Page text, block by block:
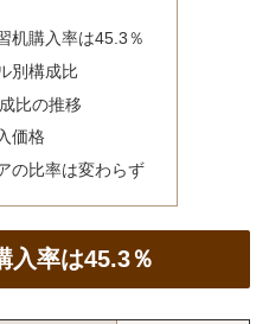
机購入率は45.3％
別構成比
比の推移
価格
の比率は変わらず
入率は45.3％